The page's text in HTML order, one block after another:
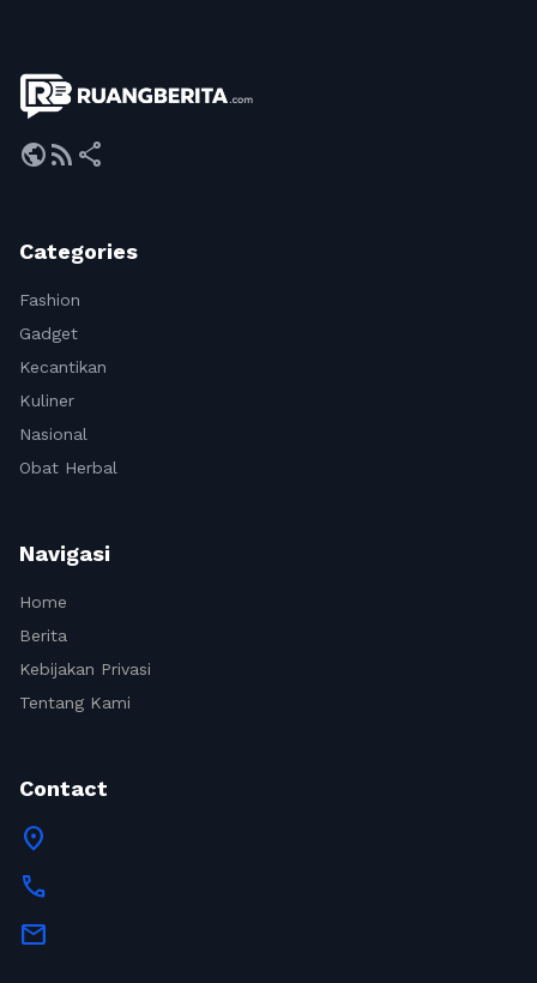
publicrss_feed share
Categories
Fashion
Gadget
Kecantikan
Kuliner
Nasional
Obat Herbal
Navigasi
Home
Berita
Kebijakan Privasi
Tentang Kami
Contact
location_on
call
mail